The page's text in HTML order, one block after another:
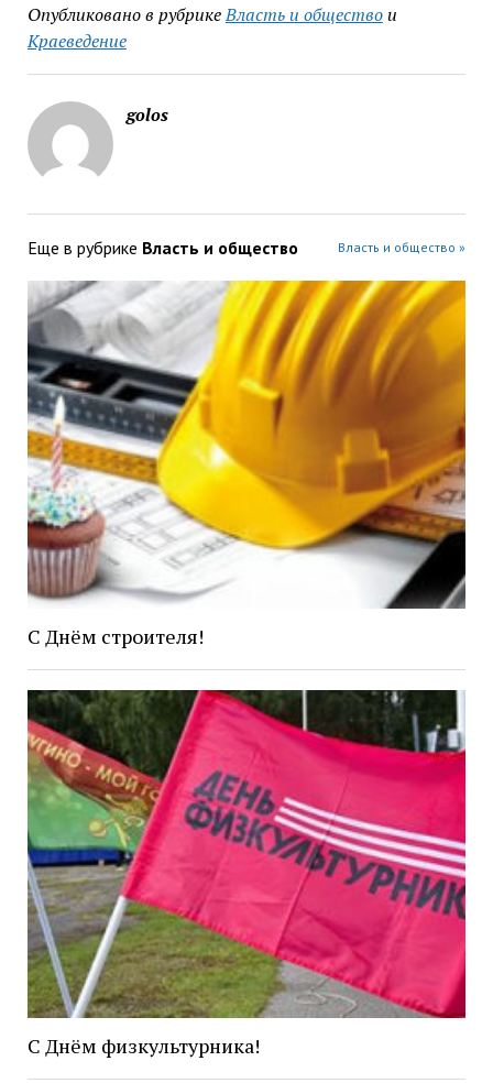
Опубликовано в рубрикеВласть и обществои
Краеведение
golos
Еще в рубрике Власть и общество Власть и общество »
С Днём строителя!
С Днём физкультурника!